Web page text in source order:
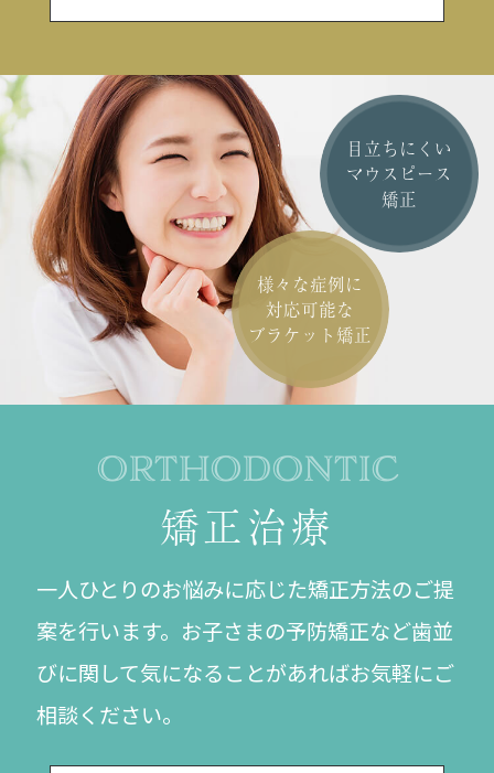
ORTHODONTIC
矯正治療
一人ひとりのお悩みに応じた矯正方法のご提
案を行います。 お子さまの予防矯正など歯並
びに関して気になることがあればお気軽にご
相談ください。
目立ちにくい
マウスピース
矯正
様々な症例に
対応可能な
ブラケット矯正